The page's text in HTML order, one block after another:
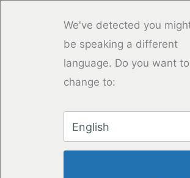
We've detected you
be speaking a different
language. Do you want to
change to:
English